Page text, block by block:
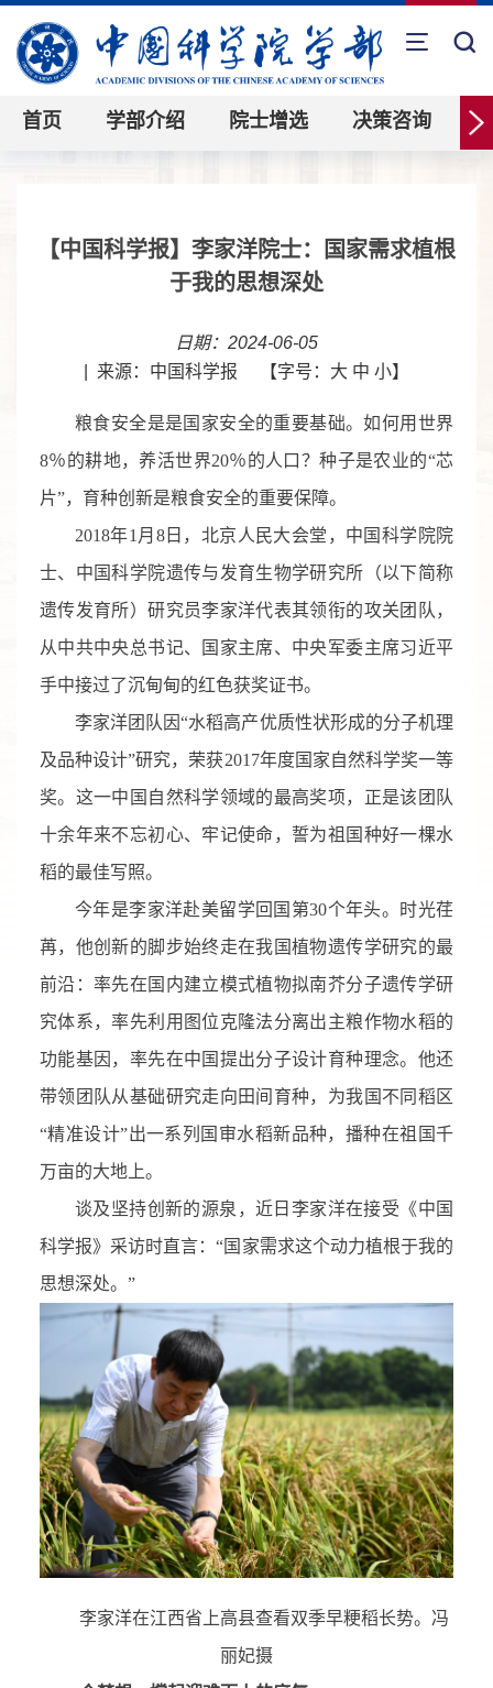
首页 学部介绍 院士增选 决策咨询
【中国科学报】李家洋院士：国家需求植根
于我的思想深处
日期：2024-06-05
来源：中国科学报 【字号： 大 中 小】
粮食安全是是国家安全的重要基础。如何用世界
8％的耕地，养活世界20％的人口？种子是农业的“芯
片”，育种创新是粮食安全的重要保障。
2018年1月8日，北京人民大会堂，中国科学院院
士、中国科学院遗传与发育生物学研究所（以下简称
遗传发育所）研究员李家洋代表其领衔的攻关团队，
从中共中央总书记、国家主席、中央军委主席习近平
手中接过了沉甸甸的红色获奖证书。
李家洋团队因“水稻高产优质性状形成的分子机理
及品种设计”研究，荣获2017年度国家自然科学奖一等
奖。这一中国自然科学领域的最高奖项，正是该团队
十余年来不忘初心、牢记使命，誓为祖国种好一棵水
稻的最佳写照。
今年是李家洋赴美留学回国第30个年头。时光荏
苒，他创新的脚步始终走在我国植物遗传学研究的最
前沿：率先在国内建立模式植物拟南芥分子遗传学研
究体系，率先利用图位克隆法分离出主粮作物水稻的
功能基因，率先在中国提出分子设计育种理念。他还
带领团队从基础研究走向田间育种，为我国不同稻区
“精准设计”出一系列国审水稻新品种，播种在祖国千
万亩的大地上。
谈及坚持创新的源泉，近日李家洋在接受《中国
科学报》采访时直言：“国家需求这个动力植根于我的
思想深处。”
李家洋在江西省上高县查看双季早粳稻长势。冯
丽妃摄